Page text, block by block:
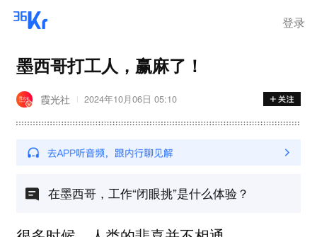
登录
墨西哥打工人，赢麻了！
霞光社 2024年10月06日 05:10
在墨西哥，工作“闭眼挑”是什么体验？